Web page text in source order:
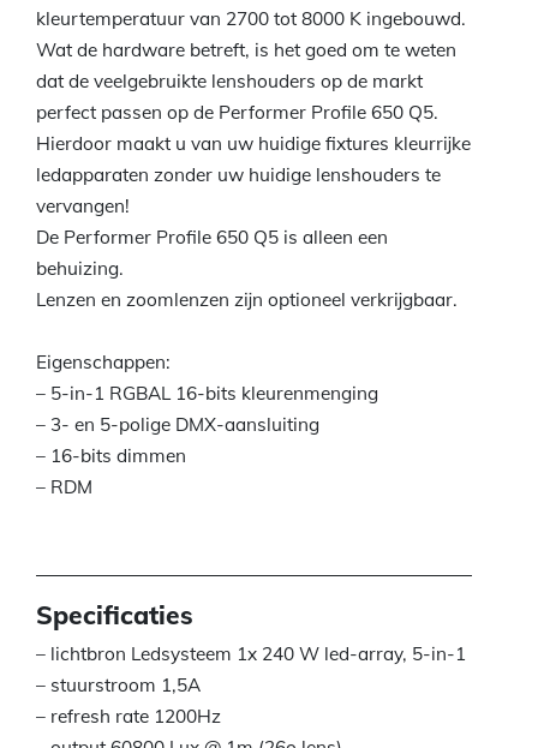
kleurtemperatuur van 2700 tot 8000 K ingebouwd.
Wat de hardware betreft, is het goed om te weten
dat de veelgebruikte lenshouders op de markt
perfect passen op de Performer Profile 650 Q5.
Hierdoor maakt u van uw huidige fixtures kleurrijke
ledapparaten zonder uw huidige lenshouders te
vervangen!
De Performer Profile 650 Q5 is alleen een
behuizing.
Lenzen en zoomlenzen zijn optioneel verkrijgbaar.
Eigenschappen:
– 5-in-1 RGBAL 16-bits kleurenmenging
– 3- en 5-polige DMX-aansluiting
– 16-bits dimmen
– RDM
Specificaties
– lichtbron Ledsysteem 1x 240 W led-array, 5-in-1
– stuurstroom 1,5A
– refresh rate 1200Hz